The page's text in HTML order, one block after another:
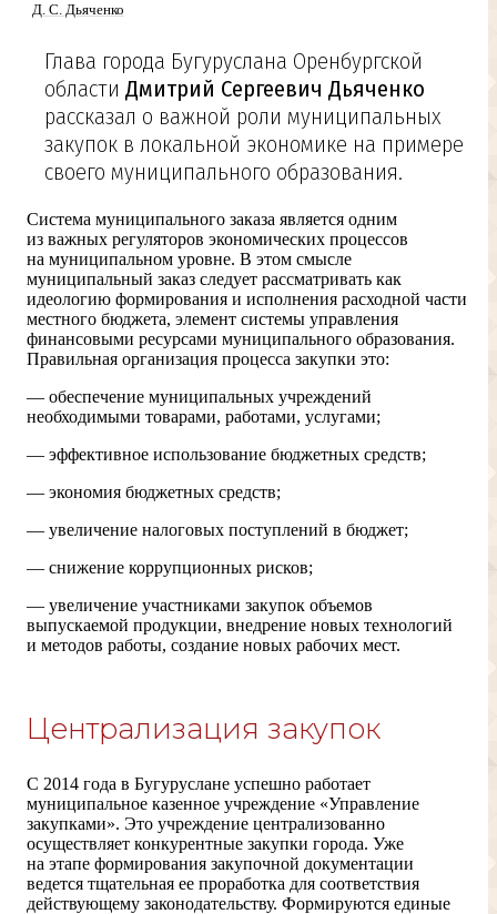
Д. С. Дьяченко
Глава города Бугуруслана Оренбургской
области Дмитрий Сергеевич Дьяченко
рассказал о важной роли муниципальных
закупок в локальной экономике на примере
своего муниципального образования.
Система муниципального заказа является одним
из важных регуляторов экономических процессов
на муниципальном уровне. В этом смысле
муниципальный заказ следует рассматривать как
идеологию формирования и исполнения расходной части
местного бюджета, элемент системы управления
финансовыми ресурсами муниципального образования.
Правильная организация процесса закупки это:
— обеспечение муниципальных учреждений
необходимыми товарами, работами, услугами;
— эффективное использование бюджетных средств;
— экономия бюджетных средств;
— увеличение налоговых поступлений в бюджет;
— снижение коррупционных рисков;
— увеличение участниками закупок объемов
выпускаемой продукции, внедрение новых технологий
и методов работы, создание новых рабочих мест.
Централизация закупок
С 2014 года в Бугуруслане успешно работает
муниципальное казенное учреждение «Управление
закупками». Это учреждение централизованно
осуществляет конкурентные закупки города. Уже
на этапе формирования закупочной документации
ведется тщательная ее проработка для соответствия
действующему законодательству. Формируются единые